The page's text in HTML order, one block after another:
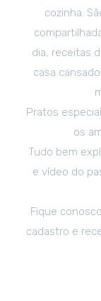
cozinha.
dia, receitas
casa
Pratos
os
Tudo bem
e vídeo do
Fique
cadastro e